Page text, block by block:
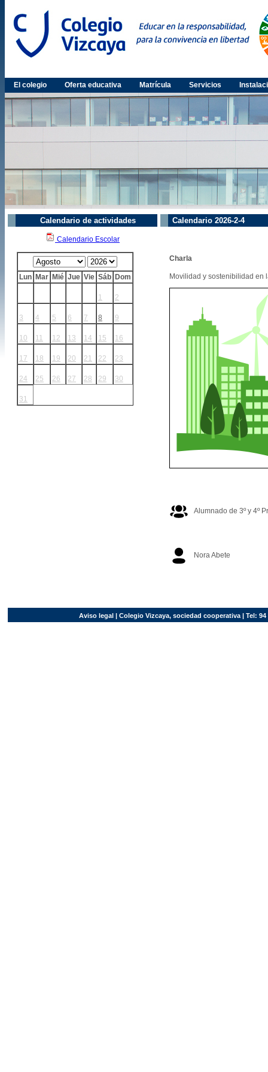
El colegio Oferta educativa Matrícula Servicios
Calendario 2026-2-4
Charla
Movilidad y sostenibilidad en
Alumnado de 3º y 4º
Nora Abete
Calendario de actividades
Calendario Escolar
Lun Mar Mié Jue Vie Sáb Dom
1 2
3 4 5 6 7 8 9
10 11 12 13 14 15 16
17 18 19 20 21 22 23
24 25 26 27 28 29 30
31
Aviso legal| Colegio Vizcaya, sociedad cooperativa | Tel: 94